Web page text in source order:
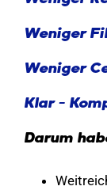
Weniger
Weniger
Klar –
Darum